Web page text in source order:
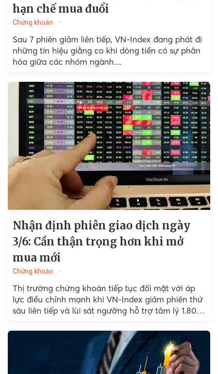
hạn chế mua đuổi
Chứng khoán
Sau 7 phiên giảm liên tiếp, VN-Index đang phát đi
những tín hiệu giằng co khi dòng tiền có sự phân
hóa giữa các nhóm ngành....
Nhận định phiên giao dịch ngày
3/6: Cần thận trọng hơn khi mở
mua mới
Chứng khoán
Thị trường chứng khoán tiếp tục đối mặt với áp
lực điều chỉnh mạnh khi VN-Index giảm phiên thứ
sáu liên tiếp và lùi sát ngưỡng hỗ trợ tâm lý 1.800